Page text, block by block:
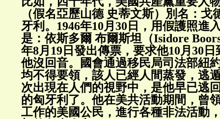
（假名亞歷山德 史蒂文斯）別名：戈
牙利。1946年10月30日，用假護照進
是：依斯多爾 布爾斯坦（Isidore
年8月19日發出傳票，要求他10月30
他沒回音。國會通過移民局司法部紐
均不得要領，該人已經人間蒸發，逃
次出現在人們的視野中，是他早已逃
的匈牙利了。他在美共活動期間，曾
工作的美國公民，進行各種非法活動